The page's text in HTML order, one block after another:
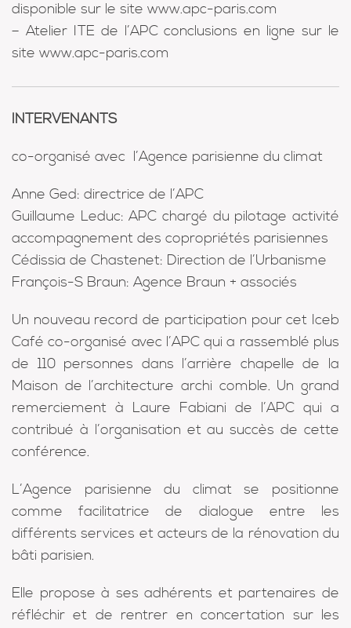
disponible sur le site www.apc-paris.com
– Atelier ITE de l’APC conclusions en ligne sur le
site www.apc-paris.com
INTERVENANTS
co-organisé avec l’Agence parisienne du climat
Anne Ged: directrice de l’APC
Guillaume Leduc: APC chargé du pilotage activité
accompagnement des copropriétés parisiennes
Cédissia de Chastenet: Direction de l’Urbanisme
François-S Braun: Agence Braun + associés
Un nouveau record de participation pour cet Iceb
Café co-organisé avec l’APC qui a rassemblé plus
de 110 personnes dans l’arrière chapelle de la
Maison de l’architecture archi comble. Un grand
remerciement à Laure Fabiani de l’APC qui a
contribué à l’organisation et au succès de cette
conférence.
L’Agence parisienne du climat se positionne
comme facilitatrice de dialogue entre les
différents services et acteurs de la rénovation du
bâti parisien.
Elle propose à ses adhérents et partenaires de
réfléchir et de rentrer en concertation sur les